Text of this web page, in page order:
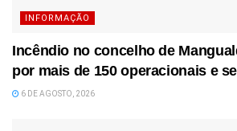
INFORMAÇÃO
Incêndio no concelho de
por mais de 150 operacionais e
6 DE AGOSTO, 2026